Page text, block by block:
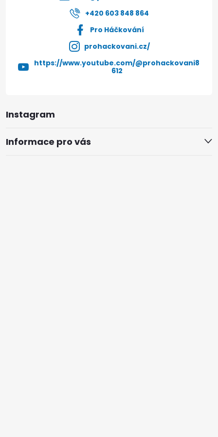
Instagram
Informace pro vás
+420 603 848 864
Pro Háčkování
prohackovani.cz/
https://www.youtube.com/@prohackovani8
612